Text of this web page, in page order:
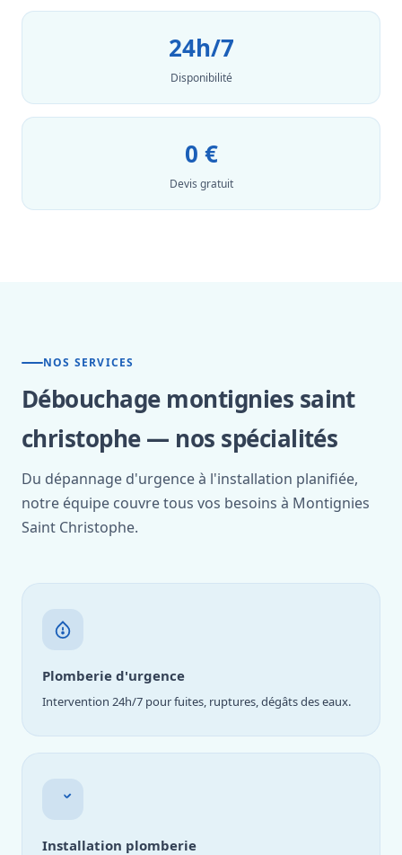
24h/7
Disponibilité
0 €
Devis gratuit
NOS SERVICES
Débouchage montignies saint
christophe — nos spécialités
Du dépannage d'urgence à l'installation planifiée,
notre équipe couvre tous vos besoins à Montignies
Saint Christophe.
Plomberie d'urgence
Intervention 24h/7 pour fuites, ruptures, dégâts des eaux.
Installation plomberie